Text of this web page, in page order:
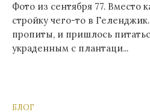
Фото из сентября 77. Вместо
стройку чего-то в
пропиты, и пришлось
украденным с плантаци...
БЛОГ